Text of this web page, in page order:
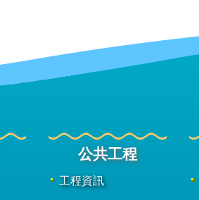
公共工程
工程資訊